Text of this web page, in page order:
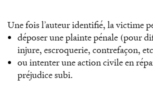
Une fois l’auteur identifié, la victime
déposer une plainte pénale (pour
injure, escroquerie, contrefaçon,
ou intenter une action civile en
préjudice subi.